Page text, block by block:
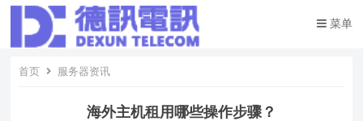
菜单
首页 服务器资讯
海外主机租用哪些操作步骤？